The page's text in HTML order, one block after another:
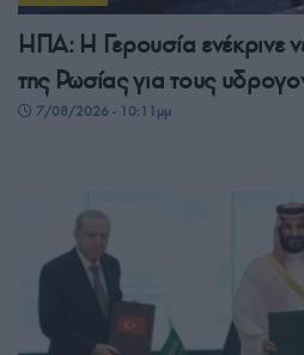
ΗΠΑ: Η Γερουσία ενέκρινε
της Ρωσίας για τους
7/08/2026 - 10:11μμ